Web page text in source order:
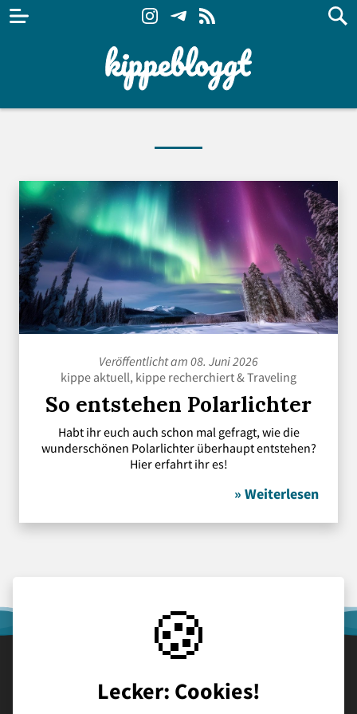
Veröffentlicht am 08. Juni 2026
kippe aktuell, kippe recherchiert&Traveling
So entstehen Polarlichter
Habt ihr euch auch schon mal gefragt, wie die
wunderschönen Polarlichter überhaupt entstehen?
Hier erfahrt ihr es!
» Weiterlesen
Schulhomepage Kontakt Datenschutz
🍪
Lecker: Cookies!